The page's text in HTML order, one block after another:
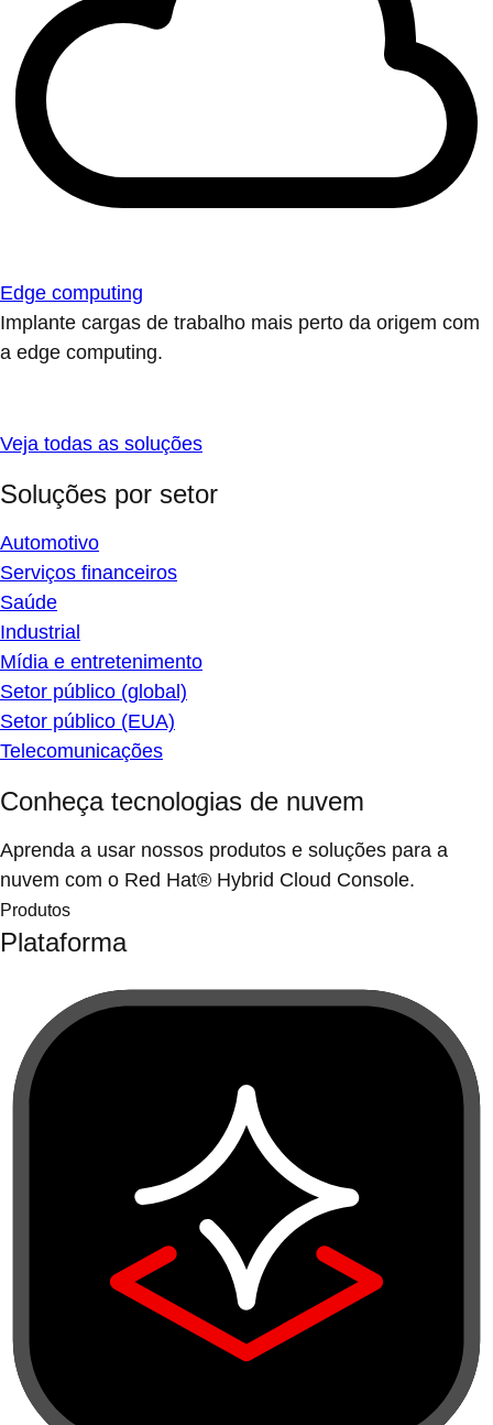
Edge computing
Implante cargas de trabalho mais perto da origem com
a edge computing.
Veja todas as soluções
Soluções por setor
Automotivo
Serviços financeiros
Saúde
Industrial
Mídia e entretenimento
Setor público (global)
Setor público (EUA)
Telecomunicações
Conheça tecnologias de nuvem
Aprenda a usar nossos produtos e soluções para a
nuvem com o Red Hat® Hybrid Cloud Console.
Produtos
Plataforma